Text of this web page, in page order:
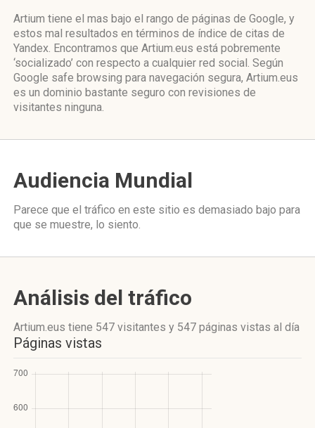
Artium tiene el mas bajo el rango de páginas de Google, y
estos mal resultados en términos de índice de citas de
Yandex. Encontramos que Artium.eus está pobremente
‘socializado’ con respecto a cualquier red social. Según
Google safe browsing para navegación segura, Artium.eus
es un dominio bastante seguro con revisiones de
visitantes ninguna.
Audiencia Mundial
Parece que el tráfico en este sitio es demasiado bajo para
que se muestre, lo siento.
Análisis del tráfico
Artium.eus tiene 547 visitantes y 547 páginas vistas al día
Páginas vistas